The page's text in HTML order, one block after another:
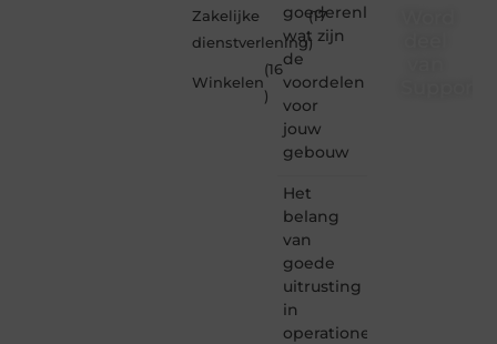
Zakelijke
dienstverlening
(17
)
Winkelen
(16
)
goederenliften
wat zijn
de
voordelen
voor
jouw
gebouw
Het
belang
van
goede
uitrusting
in
operationele